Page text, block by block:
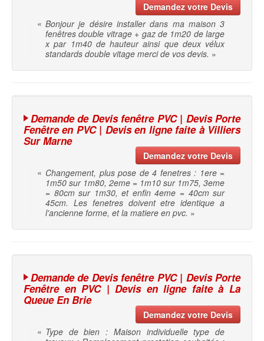
Demandez votre Devis
« Bonjour je désire installer dans ma maison 3
fenêtres double vitrage + gaz de 1m20 de large
x par 1m40 de hauteur ainsi que deux vélux
standards double vitage merci de vos devis. »
Demande de Devis fenêtre PVC | Devis Porte
Fenêtre en PVC | Devis en ligne faite à Villiers
Sur Marne
Demandez votre Devis
« Changement, plus pose de 4 fenetres : 1ere =
1m50 sur 1m80, 2eme = 1m10 sur 1m75, 3eme
= 80cm sur 1m30, et enfin 4eme = 40cm sur
45cm. Les fenetres doivent etre identique a
l'ancienne forme, et la matiere en pvc. »
Demande de Devis fenêtre PVC | Devis Porte
Fenêtre en PVC | Devis en ligne faite à La
Queue En Brie
Demandez votre Devis
« Type de bien : Maison individuelle type de